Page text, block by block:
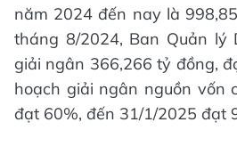
năm 2024 đến nay là
tháng 8/2024, Ban Quản lý
giải ngân 366,266 tỷ đồng,
hoạch giải ngân nguồn vốn
đạt 60%, đến 31/1/2025 đạt